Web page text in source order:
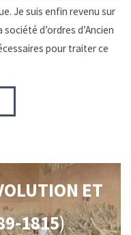
Je suis enfin revenu sur
d’ordres d’Ancien
pour traiter ce
ET
1815)